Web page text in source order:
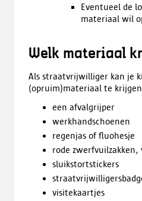
Eventueel de
materiaal wil
Welk materiaal
Als straatvrijwilliger kan je
(opruim)materiaal te
een afvalgrijper
werkhandschoenen
regenjas of fluohesje
rode
sluikstortstickers
visitekaartjes